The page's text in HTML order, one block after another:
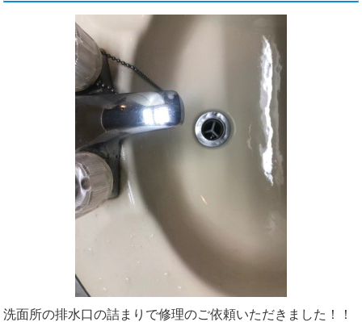
洗面所の排水口の詰まりで修理のご依頼いただきました！！